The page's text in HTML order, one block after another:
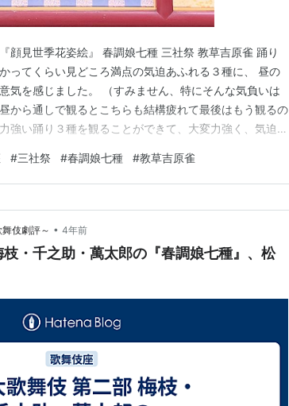
顔見世季花姿絵』 春調娘七種 三社祭 教草吉原雀 踊り
ってくらい見どころ満点の気迫あふれる３種に、 昼の
気を感じました。 （すみません、特にそんな気負いは
から通しで観るとこちらも結構疲れて最後はもう観るの
強い踊り３種を観ることができて、大変力強く、気迫が
開くとぱあっと明るく晴れやかな舞台。美しい静御前
（染五郎）、そして荒…
#三社祭 #春調娘七種 #教草吉原雀
伎劇評～ • 4年前
・千之助・萬太郎の『春調娘七種』、松